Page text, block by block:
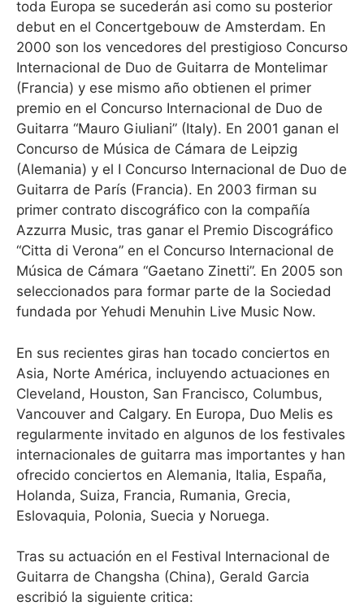
toda Europa se sucederán asi como su posterior
debut en el Concertgebouw de Amsterdam. En
2000 son los vencedores del prestigioso Concurso
Internacional de Duo de Guitarra de Montelimar
(Francia) y ese mismo año obtienen el primer
premio en el Concurso Internacional de Duo de
Guitarra “Mauro Giuliani” (Italy). En 2001 ganan el
Concurso de Música de Cámara de Leipzig
(Alemania) y el I Concurso Internacional de Duo de
Guitarra de París (Francia). En 2003 firman su
primer contrato discográfico con la compañía
Azzurra Music, tras ganar el Premio Discográfico
“Citta di Verona” en el Concurso Internacional de
Música de Cámara “Gaetano Zinetti”. En 2005 son
seleccionados para formar parte de la Sociedad
fundada por Yehudi Menuhin Live Music Now.
En sus recientes giras han tocado conciertos en
Asia, Norte América, incluyendo actuaciones en
Cleveland, Houston, San Francisco, Columbus,
Vancouver and Calgary. En Europa, Duo Melis es
regularmente invitado en algunos de los festivales
internacionales de guitarra mas importantes y han
ofrecido conciertos en Alemania, Italia, España,
Holanda, Suiza, Francia, Rumania, Grecia,
Eslovaquia, Polonia, Suecia y Noruega.
Tras su actuación en el Festival Internacional de
Guitarra de Changsha (China), Gerald Garcia
escribió la siguiente critica: